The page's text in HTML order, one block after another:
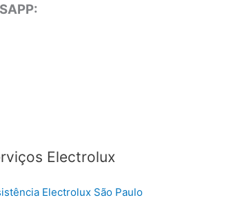
Electrolux
Electrolux São Paulo